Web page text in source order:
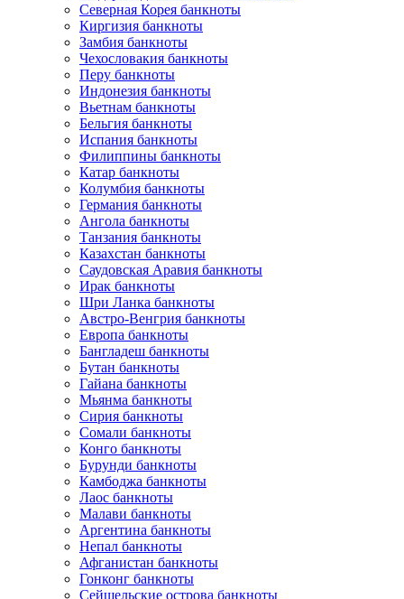
Северная Корея банкноты
Киргизия банкноты
Замбия банкноты
Чехословакия банкноты
Перу банкноты
Индонезия банкноты
Вьетнам банкноты
Бельгия банкноты
Испания банкноты
Филиппины банкноты
Катар банкноты
Колумбия банкноты
Германия банкноты
Ангола банкноты
Танзания банкноты
Казахстан банкноты
Саудовская Аравия банкноты
Ирак банкноты
Шри Ланка банкноты
Австро-Венгрия банкноты
Европа банкноты
Бангладеш банкноты
Бутан банкноты
Гайана банкноты
Мьянма банкноты
Сирия банкноты
Сомали банкноты
Конго банкноты
Бурунди банкноты
Камбоджа банкноты
Лаос банкноты
Малави банкноты
Аргентина банкноты
Непал банкноты
Афганистан банкноты
Гонконг банкноты
Сейшельские острова банкноты